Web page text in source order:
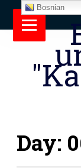
Day:
Bosnian